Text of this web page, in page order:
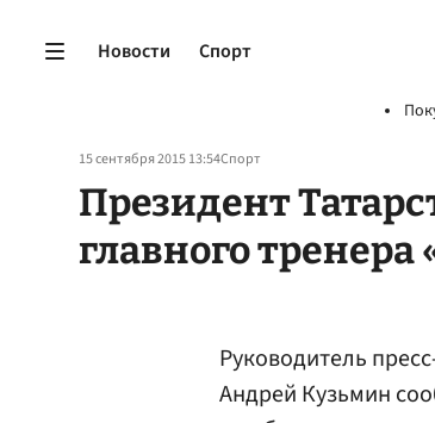
Новости Спорт
15 сентября 2015 13:54Спорт
Президент
главного тренера
Руководитель
Андрей Кузьмин